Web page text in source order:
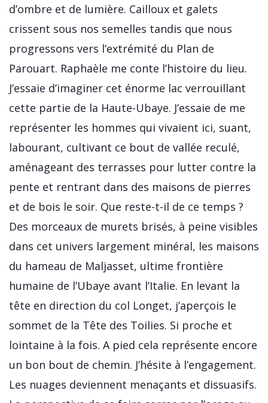
d’ombre et de lumière. Cailloux et galets
crissent sous nos semelles tandis que nous
progressons vers l’extrémité du Plan de
Parouart. Raphaèle me conte l’histoire du lieu.
J’essaie d’imaginer cet énorme lac verrouillant
cette partie de la Haute-Ubaye. J’essaie de me
représenter les hommes qui vivaient ici, suant,
labourant, cultivant ce bout de vallée reculé,
aménageant des terrasses pour lutter contre la
pente et rentrant dans des maisons de pierres
et de bois le soir. Que reste-t-il de ce temps ?
Des morceaux de murets brisés, à peine visibles
dans cet univers largement minéral, les maisons
du hameau de Maljasset, ultime frontière
humaine de l’Ubaye avant l’Italie. En levant la
tête en direction du col Longet, j’aperçois le
sommet de la Tête des Toilies. Si proche et
lointaine à la fois. A pied cela représente encore
un bon bout de chemin. J’hésite à l’engagement.
Les nuages deviennent menaçants et dissuasifs.